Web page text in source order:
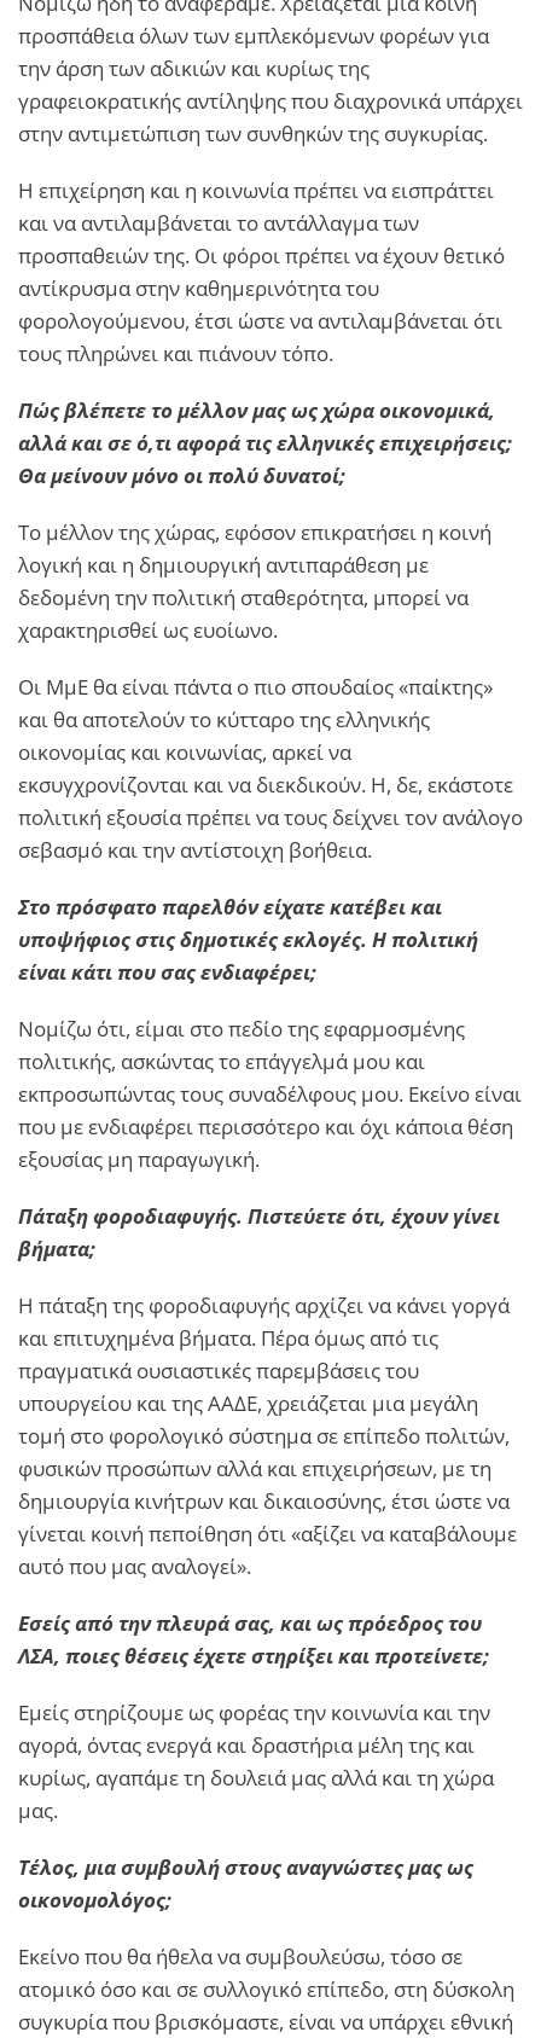
προσπάθεια όλων των εμπλεκόμενων φορέων για
την άρση των αδικιών και κυρίως της
γραφειοκρατικής αντίληψης που διαχρονικά υπάρχει
στην αντιμετώπιση των συνθηκών της συγκυρίας.
Η επιχείρηση και η κοινωνία πρέπει να εισπράττει
και να αντιλαμβάνεται το αντάλλαγμα των
προσπαθειών της. Οι φόροι πρέπει να έχουν θετικό
αντίκρυσμα στην καθημερινότητα του
φορολογούμενου, έτσι ώστε να αντιλαμβάνεται ότι
τους πληρώνει και πιάνουν τόπο.
Πώς βλέπετε το μέλλον μας ως χώρα οικονομικά,
αλλά και σε ό,τι αφορά τις ελληνικές επιχειρήσεις;
Θα μείνουν μόνο οι πολύ δυνατοί;
Το μέλλον της χώρας, εφόσον επικρατήσει η κοινή
λογική και η δημιουργική αντιπαράθεση με
δεδομένη την πολιτική σταθερότητα, μπορεί να
χαρακτηρισθεί ως ευοίωνο.
Οι ΜμΕ θα είναι πάντα ο πιο σπουδαίος «παίκτης»
και θα αποτελούν το κύτταρο της ελληνικής
οικονομίας και κοινωνίας, αρκεί να
εκσυγχρονίζονται και να διεκδικούν. Η, δε, εκάστοτε
πολιτική εξουσία πρέπει να τους δείχνει τον ανάλογο
σεβασμό και την αντίστοιχη βοήθεια.
Στο πρόσφατο παρελθόν είχατε κατέβει και
υποψήφιος στις δημοτικές εκλογές. Η πολιτική
είναι κάτι που σας ενδιαφέρει;
Νομίζω ότι, είμαι στο πεδίο της εφαρμοσμένης
πολιτικής, ασκώντας το επάγγελμά μου και
εκπροσωπώντας τους συναδέλφους μου. Εκείνο είναι
που με ενδιαφέρει περισσότερο και όχι κάποια θέση
εξουσίας μη παραγωγική.
Πάταξη φοροδιαφυγής. Πιστεύετε ότι, έχουν γίνει
βήματα;
Η πάταξη της φοροδιαφυγής αρχίζει να κάνει γοργά
και επιτυχημένα βήματα. Πέρα όμως από τις
πραγματικά ουσιαστικές παρεμβάσεις του
υπουργείου και της ΑΑΔΕ, χρειάζεται μια μεγάλη
τομή στο φορολογικό σύστημα σε επίπεδο πολιτών,
φυσικών προσώπων αλλά και επιχειρήσεων, με τη
δημιουργία κινήτρων και δικαιοσύνης, έτσι ώστε να
γίνεται κοινή πεποίθηση ότι «αξίζει να καταβάλουμε
αυτό που μας αναλογεί».
Εσείς από την πλευρά σας, και ως πρόεδρος του
ΛΣΑ, ποιες θέσεις έχετε στηρίξει και προτείνετε;
Εμείς στηρίζουμε ως φορέας την κοινωνία και την
αγορά, όντας ενεργά και δραστήρια μέλη της και
κυρίως, αγαπάμε τη δουλειά μας αλλά και τη χώρα
μας.
Τέλος, μια συμβουλή στους αναγνώστες μας ως
οικονομολόγος;
Εκείνο που θα ήθελα να συμβουλεύσω, τόσο σε
ατομικό όσο και σε συλλογικό επίπεδο, στη δύσκολη
συγκυρία που βρισκόμαστε, είναι να υπάρχει εθνική